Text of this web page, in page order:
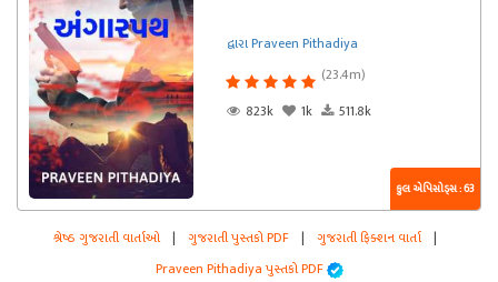
દ્વારા Praveen Pithadiya
(23.4m)
823k
1k 511.8k
કુલ એપિસોડ્સ : 63
શ્રેષ્ઠ ગુજરાતી વાર્તાઓ | ગુજરાતી પુસ્તકો PDF | ગુજરાતી ફિક્શન વાર્તા |
Praveen Pithadiya પુસ્તકો PDF